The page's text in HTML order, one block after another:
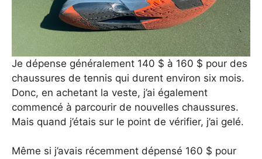
Je dépense généralement 140 $ à 160 $ ​​pour des
chaussures de tennis qui durent environ six mois.
Donc, en achetant la veste, j’ai également
commencé à parcourir de nouvelles chaussures.
Mais quand j’étais sur le point de vérifier, j’ai gelé.
Même si j’avais récemment dépensé 160 $ ​​pour